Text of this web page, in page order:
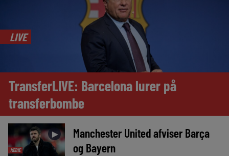
LIVE
TransferLIVE: Barcelona lurer på
transferbombe
MEDIE
►
Manchester United afviser Barça
og Bayern